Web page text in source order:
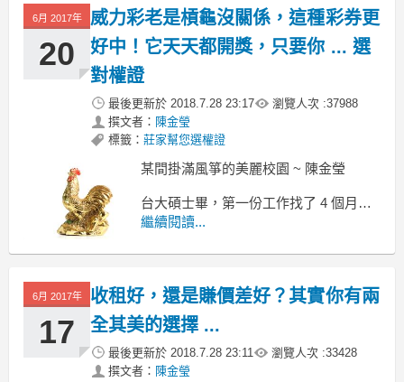
6月 2017年
20
威力彩老是槓龜沒關係，這種彩券更
好中！它天天都開獎，只要你 ... 選
對權證
最後更新於 2018.7.28 23:17 瀏覽人次 :37988
撰文者： 陳金瑩
標籤： 莊家幫您選權證
某間掛滿風箏的美麗校園 ~ 陳金瑩
台大碩士畢，第一份工作找了 4 個月
當年我從台大經濟學研究所畢業
的 空軍防警隊 之後
繼續閱讀...
6月 2017年
17
收租好，還是賺價差好？其實你有兩
全其美的選擇 ...
最後更新於 2018.7.28 23:11 瀏覽人次 :33428
撰文者： 陳金瑩